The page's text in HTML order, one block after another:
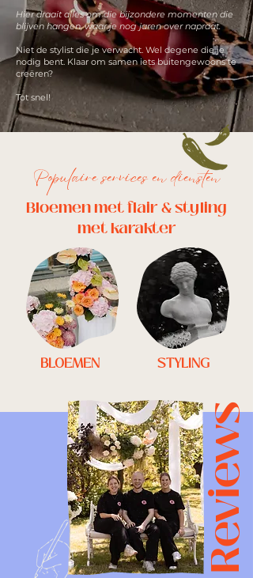
Hier draait alles om die bijzondere momenten die
blijven hangen, waar je nog jaren over napraat.
Niet de stylist die je verwacht. Wel degene die je
nodig bent. Klaar om samen iets buitengewoons te
creëren?
Tot snel!
Populaire services en diensten
Bloemen met flair & styling
metkarakter
BLOEMEN STYLING
Reviews